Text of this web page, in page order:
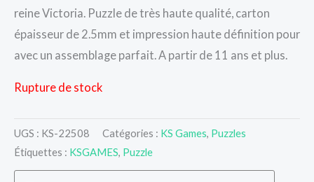
reine Victoria. Puzzle de très haute qualité, carton
épaisseur de 2.5mm et impression haute définition pour
avec un assemblage parfait. A partir de 11 ans et plus.
Rupture de stock
UGS : KS-22508 Catégories : KS Games, Puzzles
Étiquettes : KSGAMES, Puzzle